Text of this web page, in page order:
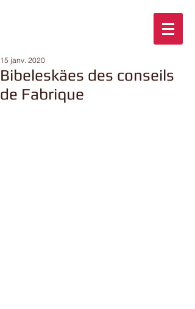
Bibeleskäes des conseils
de Fabrique
15 janv. 2020